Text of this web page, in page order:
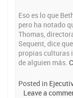
Eso es lo que
pero ha notado
Thomas,
Sequent, dice
propias culturas
de alguien más.
Posted in
Leave a